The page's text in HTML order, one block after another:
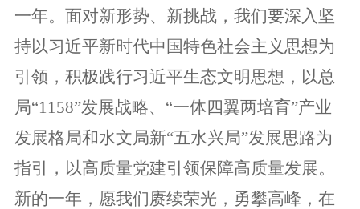
一年。面对新形势、新挑战，我们要深入坚
持以习近平新时代中国特色社会主义思想为
引领，积极践行习近平生态文明思想，以总
局“1158”发展战略、“一体四翼两培育”产业
发展格局和水文局新“五水兴局”发展思路为
指引，以高质量党建引领保障高质量发展。
新的一年，愿我们赓续荣光，勇攀高峰，在